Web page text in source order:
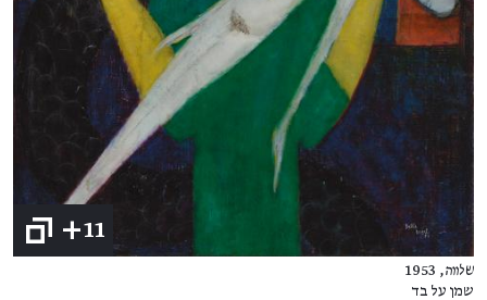
+11
שלווה, 1953
שמן על בד